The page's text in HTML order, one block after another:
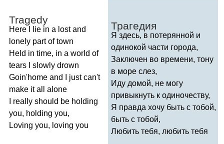
Tragedy
Here lie in a lost and
lonely part of town
Held in time, in a world of
tears
slowly drown
Goin'home and just can't
make it all
alone
really should be holding
you, holding you,
Loving you, loving you
Трагедия
Я здесь, в потерянной и
одинокой части города,
Заключен во времени, тону
в море слез,
Иду домой, не могу
привыкнуть к одиночеству,
Я правда хочу быть с тобой,
быть с тобой,
Любить тебя, любить тебя